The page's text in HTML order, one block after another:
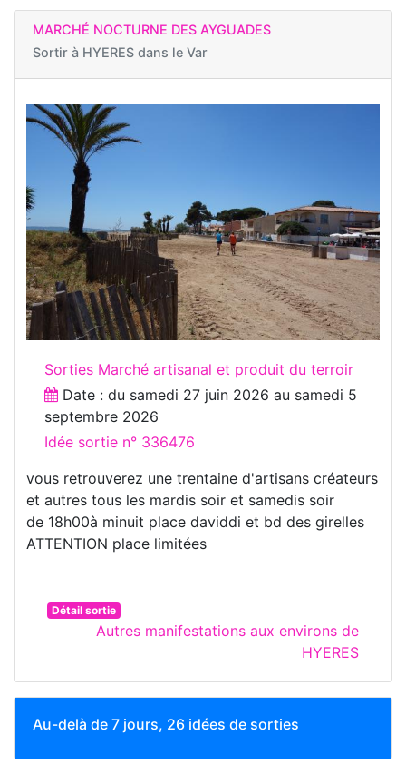
MARCHÉ NOCTURNE DES AYGUADES
Sortir à HYERES dans le Var
Sorties Marché artisanal et produit du terroir
Date : du samedi 27 juin 2026 au samedi 5
septembre 2026
Idée sortie n° 336476
vous retrouverez une trentaine d'artisans créateurs
et autres tous les mardis soir et samedis soir
de 18h00à minuit place daviddi et bd des girelles
ATTENTION place limitées
Détail sortie
Autres manifestations aux environs de
HYERES
Au-delà de 7 jours, 26 idées de sorties